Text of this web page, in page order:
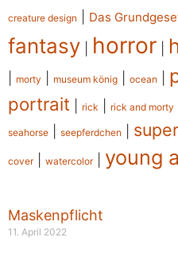
creature design Das
fantasy horror
morty museum könig ocean
portrait rick rick and morty
seahorse seepferdchen
cover| watercolor| young
Maskenpflicht
11. April 2022